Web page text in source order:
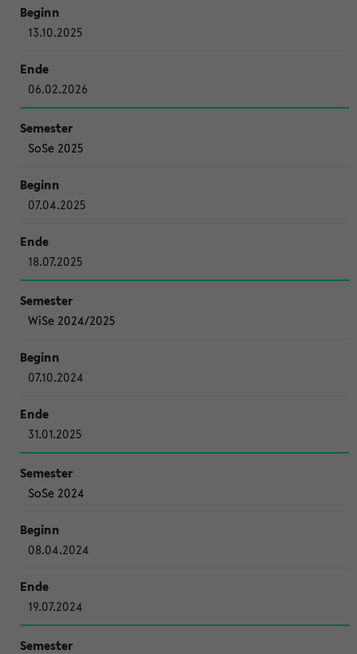
13.10.2025
06.02.2026
SoSe 2025
07.04.2025
18.07.2025
WiSe 2024/2025
07.10.2024
31.01.2025
SoSe 2024
08.04.2024
19.07.2024